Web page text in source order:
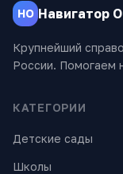
НО Навигатор
Крупнейший
России. Помогаем
КАТЕГОРИИ
Детские сады
Школы